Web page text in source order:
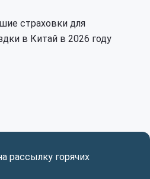
страховки для
в Китай в 2026 году
рассылку горячих